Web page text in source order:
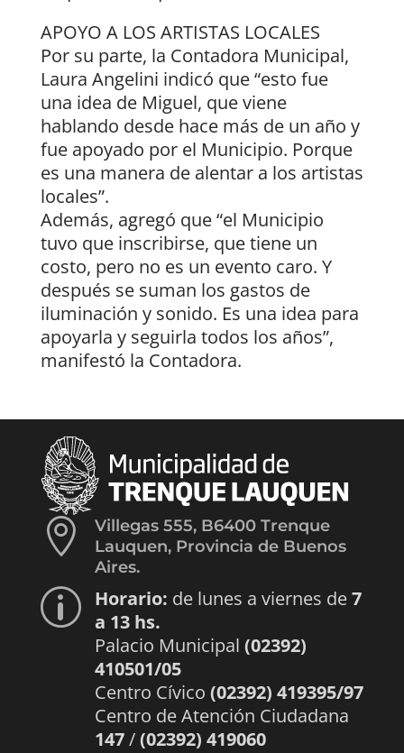
APOYO A LOS ARTISTAS LOCALES
Por su parte, la Contadora Municipal,
Laura Angelini indicó que “esto fue
una idea de Miguel, que viene
hablando desde hace más de un año y
fue apoyado por el Municipio. Porque
es una manera de alentar a los artistas
locales”.
Además, agregó que “el Municipio
tuvo que inscribirse, que tiene un
costo, pero no es un evento caro. Y
después se suman los gastos de
iluminación y sonido. Es una idea para
apoyarla y seguirla todos los años”,
manifestó la Contadora.

Villegas 555, B6400 Trenque
Lauquen, Provincia de Buenos
Aires.
p Horario: de lunes a viernes de7
a 13 hs.
Palacio Municipal (02392)
410501/05
Centro Cívico (02392) 419395/97
Centro de Atención Ciudadana
147/(02392) 419060